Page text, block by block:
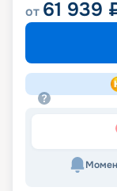
от 61 939